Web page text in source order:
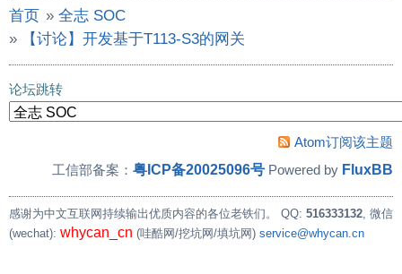
首页 » 全志 SOC
»
【讨论】开发基于T113-S3的网关
论坛跳转
Atom订阅该主题
工信部备案： 粤ICP备20025096号 Powered by FluxBB
感谢为中文互联网持续输出优质内容的各位老铁们。 QQ: 516333132, 微信
(wechat): whycan_cn (哇酷网/挖坑网/填坑网) service@whycan.cn